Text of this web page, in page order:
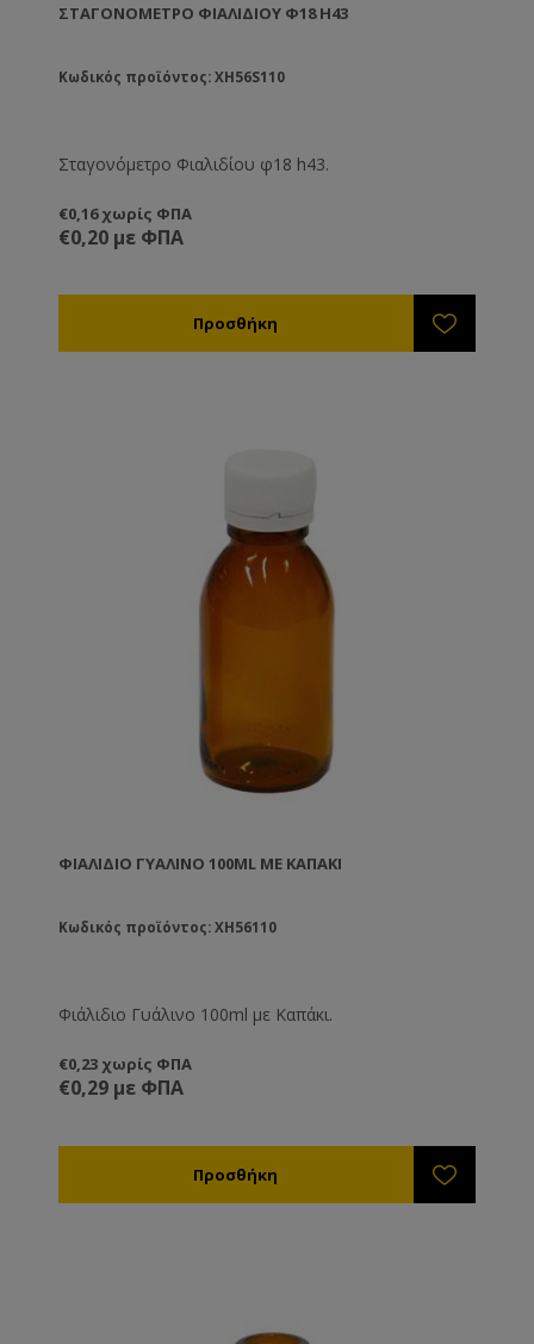
ΣΤΑΓΟΝΌΜΕΤΡΟ ΦΙΑΛΙΔΊΟΥ Φ18 H43
Κωδικός προϊόντος: XH56S110
Σταγονόμετρο Φιαλιδίου φ18 h43.
€0,16 χωρίς ΦΠΑ
€0,20 με ΦΠΑ
ΦΙΆΛΙΔΙΟ ΓΥΆΛΙΝΟ 100ML ΜΕ ΚΑΠΆΚΙ
Κωδικός προϊόντος: XH56110
Φιάλιδιο Γυάλινο 100ml με Καπάκι.
€0,23 χωρίς ΦΠΑ
€0,29 με ΦΠΑ